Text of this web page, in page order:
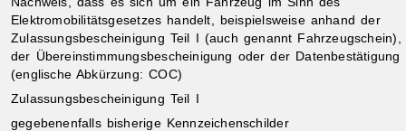
Elektromobilitätsgesetzes handelt, beispielsweise anhand der
Zulassungsbescheinigung Teil I (auch genannt Fahrzeugschein),
der Übereinstimmungsbescheinigung oder der Datenbestätigung
(englische Abkürzung: COC)
Zulassungsbescheinigung Teil I
gegebenenfalls bisherige Kennzeichenschilder